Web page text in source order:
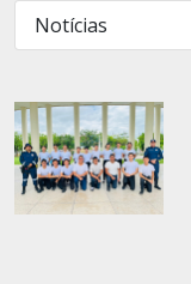
Notícias